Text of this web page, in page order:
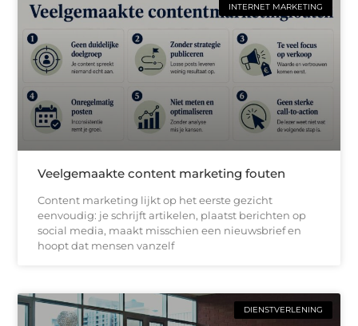
INTERNET MARKETING
Veelgemaakte content marketing fouten
Content marketing lijkt op het eerste gezicht
eenvoudig: je schrijft artikelen, plaatst berichten op
social media, maakt misschien een nieuwsbrief en
hoopt dat mensen vanzelf
DIENSTVERLENING